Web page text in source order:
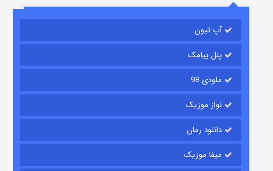
آپ تیون
پنل پیامک
ملودی 98
نواز موزیک
دانلود رمان
میفا موزیک